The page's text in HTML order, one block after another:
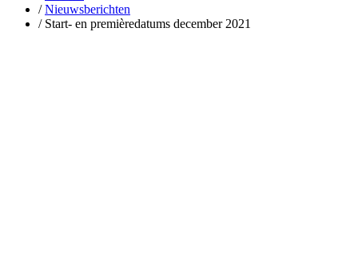
/ Nieuwsberichten
/ Start- en premièredatums december 2021